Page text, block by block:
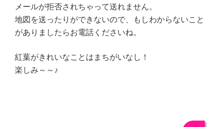
メールが拒否されちゃって送れません。
地図を送ったりができないので、もしわからないこと
がありましたらお電話くださいね。
紅葉がきれいなことはまちがいなし！
楽しみ～～♪